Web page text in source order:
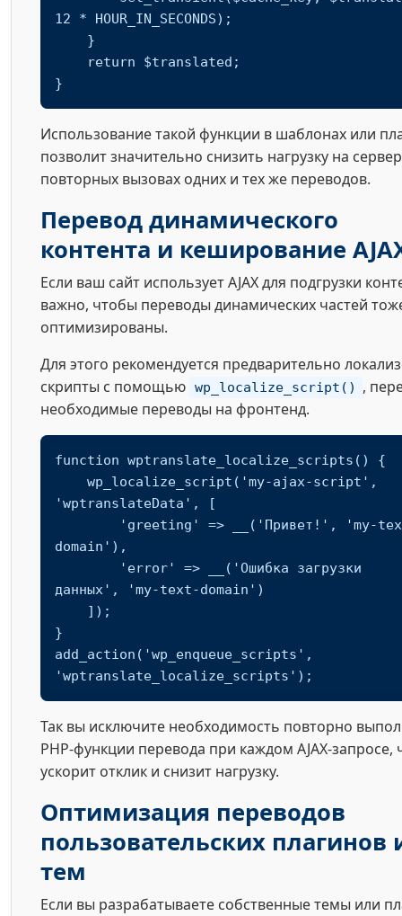
12 * HOUR_IN_SECONDS);
}
Использование такой функции в шаблонах или
позволит значительно снизить нагрузку на
повторных вызовах одних и тех же переводов.
Перевод динамического
контента и кеширование
Если ваш сайт использует AJAX для подгрузки
важно, чтобы переводы динамических частей
оптимизированы.
Для этого рекомендуется предварительно
скрипты с помощью wp_localize_script()
,
необходимые переводы на фронтенд.
function wptranslate_localize_scripts() {
'wptranslateData', [
domain'),
данных', 'my-text-domain')
}
add_action('wp_enqueue_scripts',
'wptranslate_localize_scripts');
Так вы исключите необходимость повторно
PHP-функции перевода при каждом AJAX-запросе,
ускорит отклик и снизит нагрузку.
Оптимизация переводов
пользовательских плагинов
тем
Если вы разрабатываете собственные темы или